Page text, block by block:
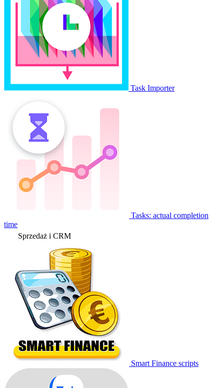
Task Importer
Tasks: actual completion
time
Sprzedaż i CRM
Smart Finance scripts